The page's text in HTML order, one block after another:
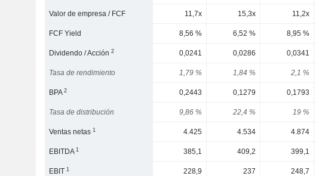
Valor de empresa / FCF 11,7x 15,3x 11,2x
FCF Yield 8,56 % 6,52 % 8,95 %
Dividendo / Acción2 0,0241 0,0286 0,0341
Tasa de rendimiento 1,79 % 1,84 % 2,1 %
BPA2 0,2443 0,1279 0,1793
Tasa de distribución 9,86 % 22,4 % 19 %
Ventas netas1 4.425 4.534 4.874
EBITDA1 385,1 409,2 399,1
EBIT1 228,9 237 248,7